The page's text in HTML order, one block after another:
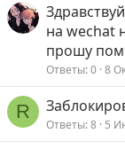
на wechat
прошу
Ответы 0 8
R
Ответы 8 5